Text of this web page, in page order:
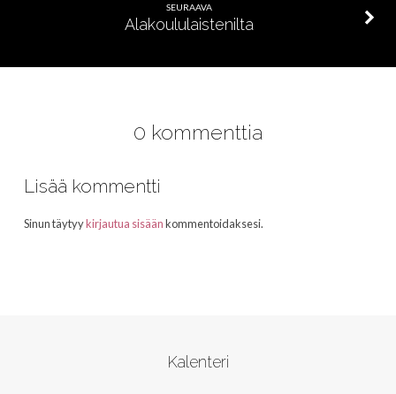
SEURAAVA
Alakoululaistenilta
0 kommenttia
Lisää kommentti
Sinun täytyykirjautua sisäänkommentoidaksesi.
Kalenteri